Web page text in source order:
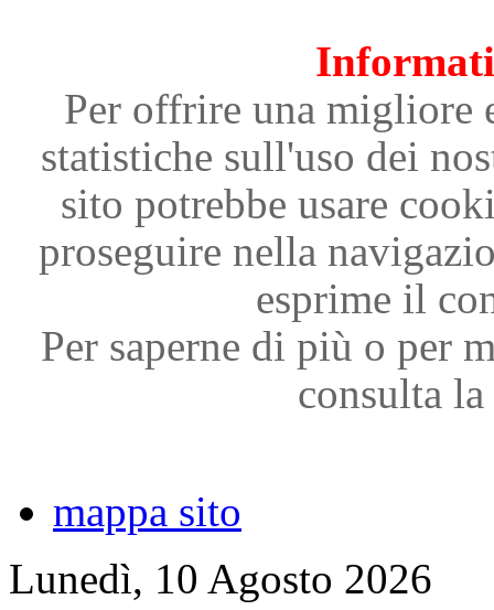
Per offrire una migliore
statistiche sull'uso dei
sito potrebbe usare
proseguire nella
esprime il
Per saperne di più o per
consulta
mappa sito
Lunedì, 10 Agosto 2026